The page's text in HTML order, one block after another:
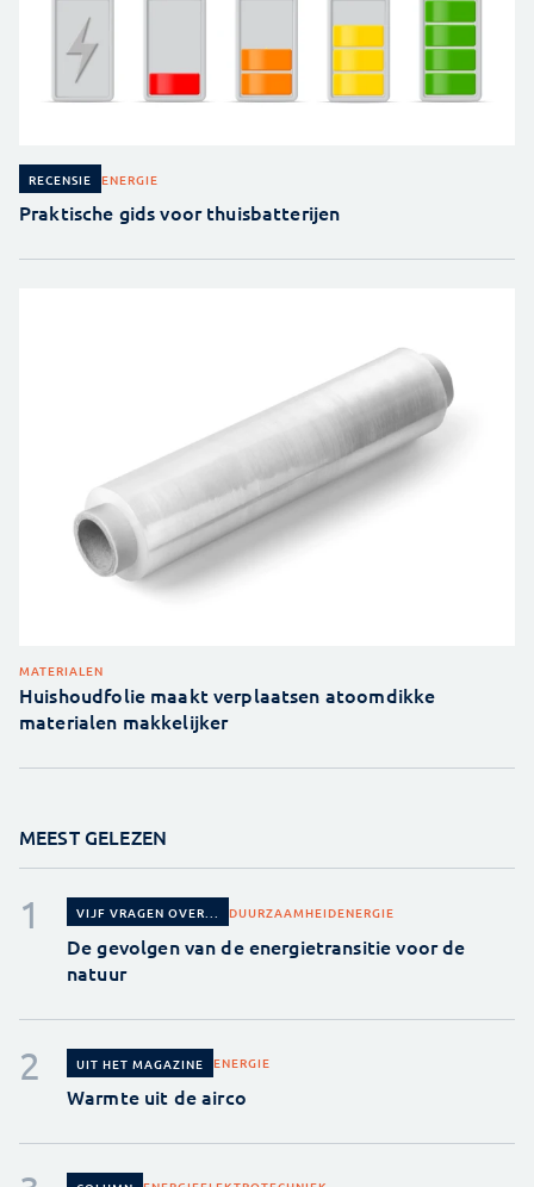
RECENSIE ENERGIE
Praktische gids voor thuisbatterijen
MATERIALEN
Huishoudfolie maakt verplaatsen atoomdikke
materialen makkelijker
MEEST GELEZEN
VIJF VRAGEN OVER... DUURZAAMHEIDENERGIE
De gevolgen van de energietransitie voor de
natuur
UIT HET MAGAZINE ENERGIE
Warmte uit de airco